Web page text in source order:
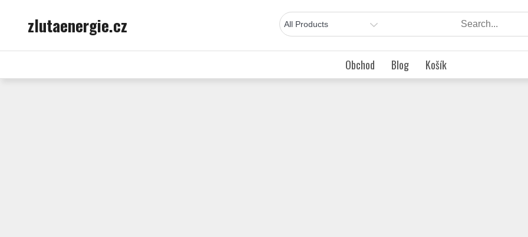
zlutaenergie.cz
Obchod Blog Košík